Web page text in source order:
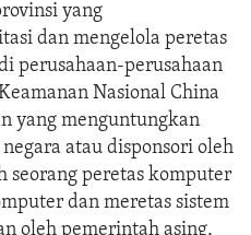
yang
dan mengelola peretas
perusahaan-perusahaan
Nasional China
yang menguntungkan
atau disponsori oleh
seorang peretas komputer
dan meretas sistem
oleh pemerintah asing,